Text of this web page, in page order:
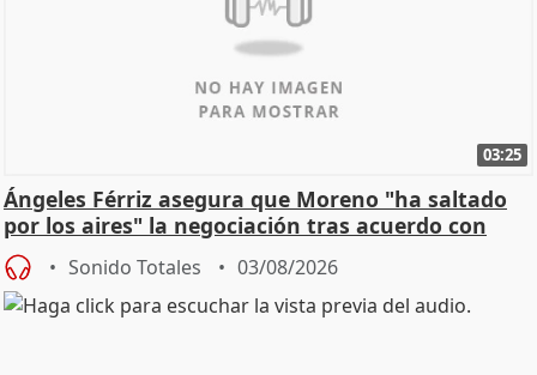
03:25
Ángeles Férriz asegura que Moreno "ha saltado
por los aires" la negociación tras acuerdo con
SMA
Sonido Totales 03/08/2026